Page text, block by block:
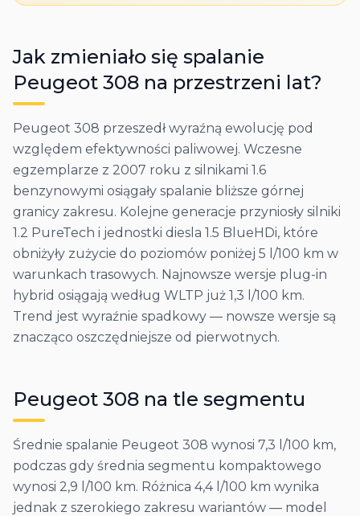
Jak zmieniało się spalanie
Peugeot 308 na przestrzeni lat?
Peugeot 308 przeszedł wyraźną ewolucję pod
względem efektywności paliwowej. Wczesne
egzemplarze z 2007 roku z silnikami 1.6
benzynowymi osiągały spalanie bliższe górnej
granicy zakresu. Kolejne generacje przyniosły silniki
1.2 PureTech i jednostki diesla 1.5 BlueHDi, które
obniżyły zużycie do poziomów poniżej 5 l/100 km w
warunkach trasowych. Najnowsze wersje plug-in
hybrid osiągają według WLTP już 1,3 l/100 km.
Trend jest wyraźnie spadkowy — nowsze wersje są
znacząco oszczędniejsze od pierwotnych.
Peugeot 308 na tle segmentu
Średnie spalanie Peugeot 308 wynosi 7,3 l/100 km,
podczas gdy średnia segmentu kompaktowego
wynosi 2,9 l/100 km. Różnica 4,4 l/100 km wynika
jednak z szerokiego zakresu wariantów — model